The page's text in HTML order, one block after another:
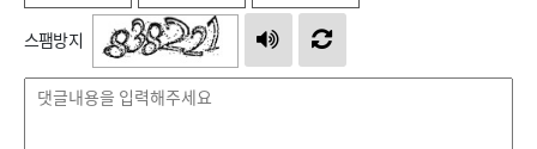
스팸방지